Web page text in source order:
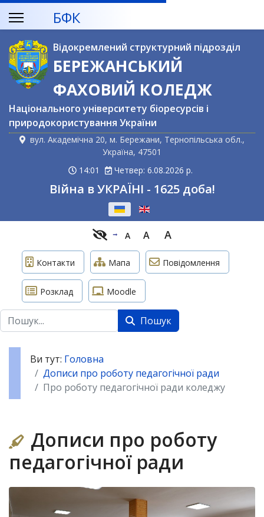
БФК
Відокремлений структурний підрозділ
БЕРЕЖАНСЬКИЙ
ФАХОВИЙ КОЛЕДЖ
Національного університету біоресурсів і
природокористування України
вул. Академічна 20, м. Бережани, Тернопільська обл.,
Україна, 47501
14:01
Четвер: 6.08.2026 р.
Війна в УКРАЇНІ - 1625 доба!
A A A
Контакти Мапа Повідомлення
Розклад Moodle
Пошук Пошук
Ви тут: Головна
Дописи про роботу педагогічної ради
Про роботу педагогічної ради коледжу
Дописи про роботу
педагогічної ради